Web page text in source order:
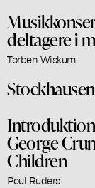
deltagere i
Torben Wiskum
George
Children
Poul Ruders